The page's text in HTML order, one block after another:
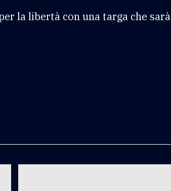
la libertà con una targa che sarà